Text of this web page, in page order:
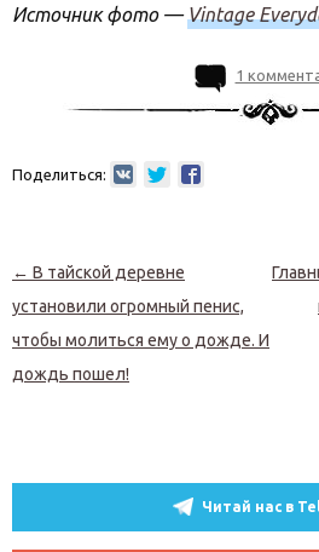
Источник фото — Vintage
1
Поделиться:
Навигация по записям
← В тайской деревне
установили огромный пенис,
чтобы молиться ему о дожде. И
дождь пошел!
Читай нас в